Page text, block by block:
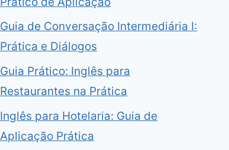
Guia de Conversação Intermediária I:
Prática e Diálogos
Guia Prático: Inglês para
Restaurantes na Prática
Inglês para Hotelaria: Guia de
Aplicação Prática